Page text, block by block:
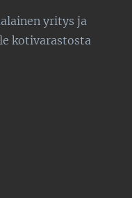
yritys ja
kotivarastosta